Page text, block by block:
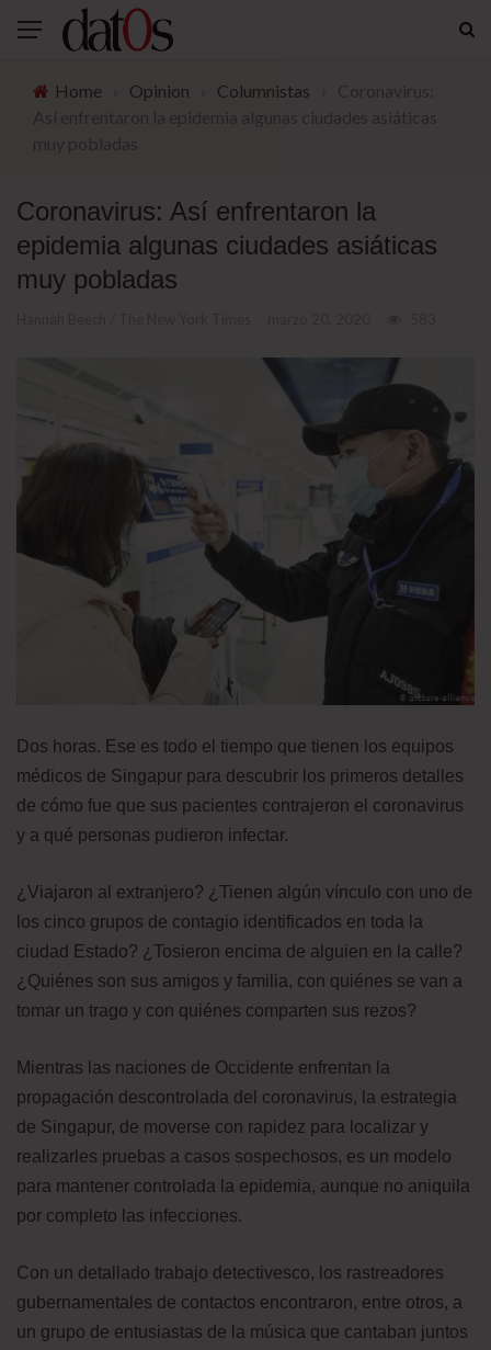
Home Opinion Columnistas
Coronavirus: Así enfrentaron la
epidemia algunas ciudades asiáticas
muy pobladas
Dos horas. Ese es todo el tiempo que tienen los equipos
médicos de Singapur para descubrir los primeros detalles
de cómo fue que sus pacientes contrajeron el coronavirus
y a qué personas pudieron infectar.
¿Viajaron al extranjero? ¿Tienen algún vínculo con uno de
los cinco grupos de contagio identificados en toda la
ciudad Estado? ¿Tosieron encima de alguien en la calle?
¿Quiénes son sus amigos y familia, con quiénes se van a
tomar un trago y con quiénes comparten sus rezos?
Mientras las naciones de Occidente enfrentan la
propagación descontrolada del coronavirus, la estrategia
de Singapur, de moverse con rapidez para localizar y
realizarles pruebas a casos sospechosos, es un modelo
para mantener controlada la epidemia, aunque no aniquila
por completo las infecciones.
Con un detallado trabajo detectivesco, los rastreadores
gubernamentales de contactos encontraron, entre otros, a
un grupo de entusiastas de la música que cantaban juntos